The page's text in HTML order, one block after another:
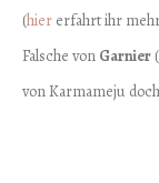
(hier erfahrt ihr
Falsche von Garnier
von Karmameju